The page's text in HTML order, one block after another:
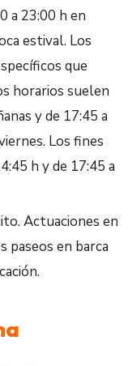
a 23:00 h en
estival. Los
que
horarios suelen
y de 17:45 a
Los fines
h y de 17:45 a
Actuaciones en
paseos en barca